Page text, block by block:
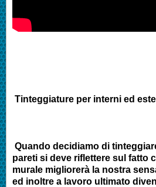
Tinteggiature per interni ed
Quando decidiamo di
pareti si deve riflettere sul fatto
murale migliorerà la nostra
ed inoltre a lavoro ultimato